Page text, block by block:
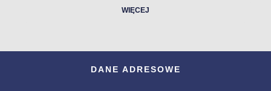
WIĘCEJ
DANE ADRESOWE